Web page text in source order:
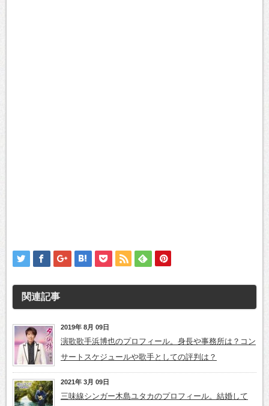
関連記事
2019年 8月 09日
演歌歌手浜博也のプロフィール。身長や事務所は？コン
サートスケジュールや歌手としての評判は？
2021年 3月 09日
三味線シンガー木島ユタカのプロフィール。結婚して